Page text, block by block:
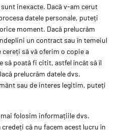
inexacte. Dacă v-am cerut
datele personale, puteți
moment. Dacă prelucrăm
un contract sau în temeiul
să vă oferim o copie a
poată fi citit, astfel încât să îl
prelucrăm datele dvs.
sau de interes legitim, puteți
folosim informațiile dvs.
că nu facem acest lucru în